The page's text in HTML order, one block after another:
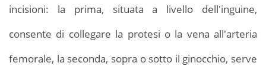
incisioni: la prima, situata a livello dell'inguine,
consente di collegare la protesi o la vena all'arteria
femorale, la seconda, sopra o sotto il ginocchio, serve